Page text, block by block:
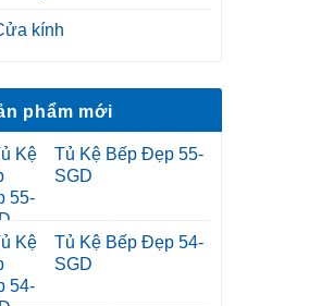
kính
phẩm mới
Tủ Kệ Bếp Đẹp 55-
SGD
Tủ Kệ Bếp Đẹp 54-
SGD